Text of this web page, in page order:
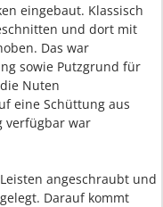
eingebaut. Klassisch
und dort mit
Das war
sowie Putzgrund für
Nuten
eine Schüttung aus
verfügbar war
angeschraubt und
Darauf kommt